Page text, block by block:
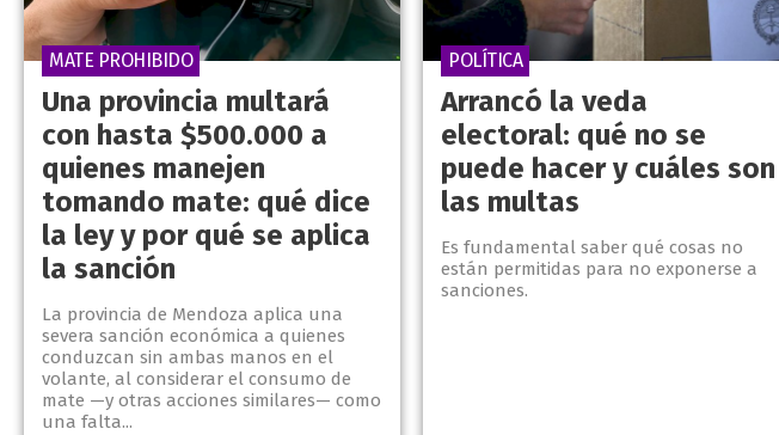
Una provincia multará
con hasta $500.000 a
quienes manejen
tomando mate: qué dice
la ley y por qué se aplica
la sanción
La provincia de Mendoza aplica una
severa sanción económica a quienes
conduzcan sin ambas manos en el
volante, al considerar el consumo de
mate —y otras acciones similares— como
una falta...
MATE PROHIBIDO
Arrancó la veda
electoral: qué no se
puede hacer y cuáles son
las multas
Es fundamental saber qué cosas no
están permitidas para no exponerse a
sanciones.
POLÍTICA